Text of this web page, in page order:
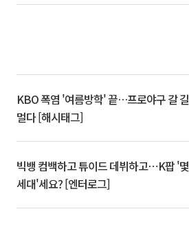
KBO 폭염 '여름방학' 끝…프로야구 갈 길
멀다 [해시태그]
빅뱅 컴백하고 튜이드 데뷔하고⋯K팝 '몇
세대'세요? [엔터로그]